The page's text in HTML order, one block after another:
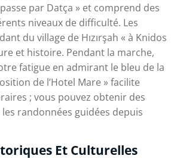
par Datça » et comprend des
niveaux de difficulté. Les
du village de Hızırşah « à Knidos
et histoire. Pendant la marche,
fatigue en admirant le bleu de la
de l’Hotel Mare » facilite
; vous pouvez obtenir des
randonnées guidées depuis
Et Culturelles